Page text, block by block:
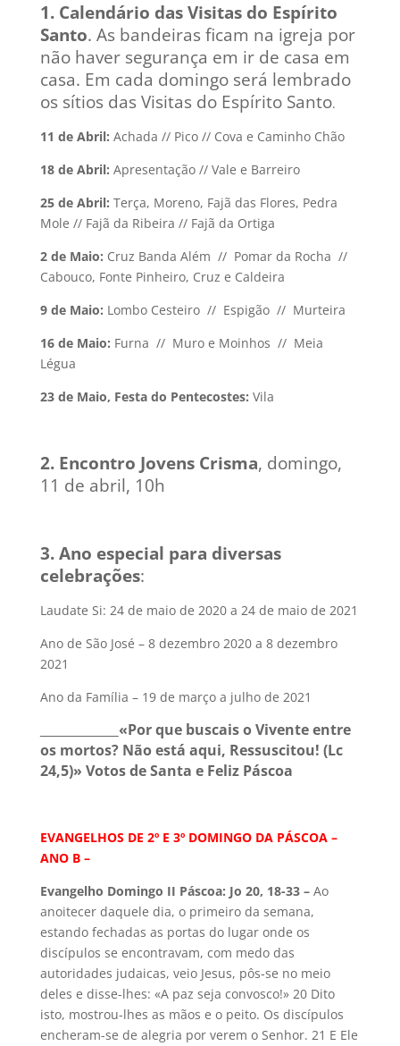
1. Calendário das Visitas do Espírito
Santo. As bandeiras ficam na igreja por
não haver segurança em ir de casa em
casa. Em cada domingo será lembrado
os sítios das Visitas do Espírito Santo.
11 de Abril: Achada // Pico // Cova e Caminho Chão
18 de Abril: Apresentação // Vale e Barreiro
25 de Abril: Terça, Moreno, Fajã das Flores, Pedra
Mole // Fajã da Ribeira // Fajã da Ortiga
2 de Maio: Cruz Banda Além // Pomar da Rocha //
Cabouco, Fonte Pinheiro, Cruz e Caldeira
9 de Maio: Lombo Cesteiro // Espigão // Murteira
16 de Maio: Furna // Muro e Moinhos // Meia
Légua
23 de Maio, Festa do Pentecostes: Vila
2. Encontro Jovens Crisma, domingo,
11 de abril, 10h
3. Ano especial para diversas
celebrações:
Laudate Si: 24 de maio de 2020 a 24 de maio de 2021
Ano de São José – 8 dezembro 2020 a 8 dezembro
2021
Ano da Família – 19 de março a julho de 2021
«Por que buscais o Vivente entre
os mortos? Não está aqui, Ressuscitou! (Lc
24,5)» Votos de Santa e Feliz Páscoa
EVANGELHOS DE 2º E 3º DOMINGO DA PÁSCOA –
ANO B –
Evangelho Domingo II Páscoa: Jo 20, 18-33 –Ao
anoitecer daquele dia, o primeiro da semana,
estando fechadas as portas do lugar onde os
discípulos se encontravam, com medo das
autoridades judaicas, veio Jesus, pôs-se no meio
deles e disse-lhes: «A paz seja convosco!» 20 Dito
isto, mostrou-lhes as mãos e o peito. Os discípulos
encheram-se de alegria por verem o Senhor. 21 E Ele